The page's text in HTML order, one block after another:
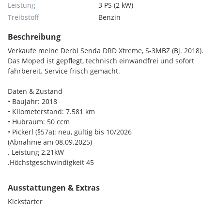
Leistung
3 PS (2 kW)
Treibstoff
Benzin
Beschreibung
Verkaufe meine Derbi Senda DRD Xtreme, S-3MBZ (Bj. 2018).
Das Moped ist gepflegt, technisch einwandfrei und sofort
fahrbereit. Service frisch gemacht.
Daten & Zustand
• Baujahr: 2018
• Kilometerstand: 7.581 km
• Hubraum: 50 ccm
• Pickerl (§57a): neu, gültig bis 10/2026
(Abnahme am 08.09.2025)
. Leistung 2,21kW
.Höchstgeschwindigkeit 45
Frisch erledigt (2025)
• Großer Service gemacht
• Bremsflüssigkeit neu
Ausstattungen & Extras
Kickstarter